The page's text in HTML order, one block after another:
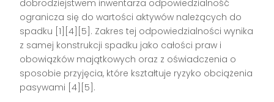
dobrodziejstwem inwentarza odpowiedzialność
ogranicza się do wartości aktywów należących do
spadku [1][4][5]. Zakres tej odpowiedzialności wynika
z samej konstrukcji spadku jako całości praw i
obowiązków majątkowych oraz z oświadczenia o
sposobie przyjęcia, które kształtuje ryzyko obciążenia
pasywami [4][5].